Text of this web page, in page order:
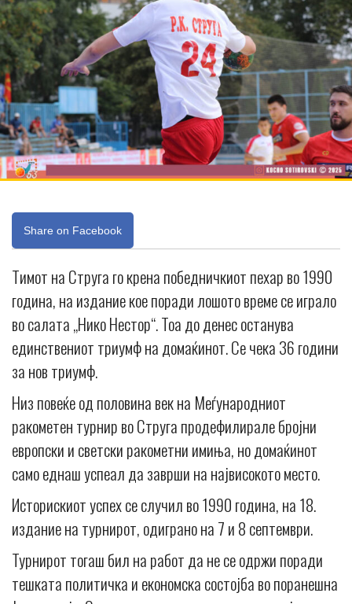
Share on Facebook
Тимот на Струга го крена победничкиот пехар во 1990
година, на издание кое поради лошото време се играло
во салата „Нико Нестор“. Тоа до денес останува
единствениот триумф на домаќинот. Се чека 36 години
за нов триумф.
Низ повеќе од половина век на Меѓународниот
ракометен турнир во Струга продефилирале бројни
европски и светски ракометни имиња, но домаќинот
само еднаш успеал да заврши на највисокото место.
Историскиот успех се случил во 1990 година, на 18.
издание на турнирот, одиграно на 7 и 8 септември.
Турнирот тогаш бил на работ да не се одржи поради
тешката политичка и економска состојба во поранешна